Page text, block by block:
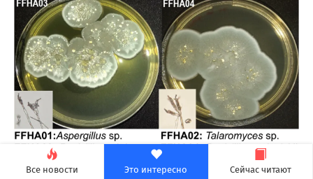
Все новости Это интересно Сейчас читают
Затем ученые выделили четыре вида нитчатых